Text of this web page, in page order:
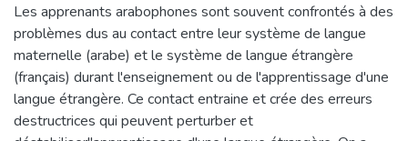
Les apprenants arabophones sont souvent confrontés à des
problèmes dus au contact entre leur système de langue
maternelle (arabe) et le système de langue étrangère
(français) durant l'enseignement ou de l'apprentissage d'une
langue étrangère. Ce contact entraine et crée des erreurs
destructrices qui peuvent perturber et